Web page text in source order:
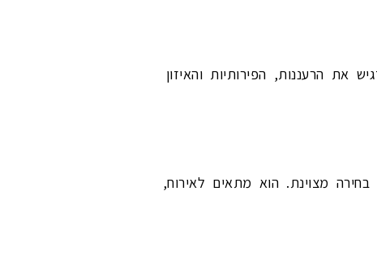
ההגשה יעזור להדגיש את הרעננות, הפירותיות והאיזון
מצוינת. הוא מתאים לאירוח,